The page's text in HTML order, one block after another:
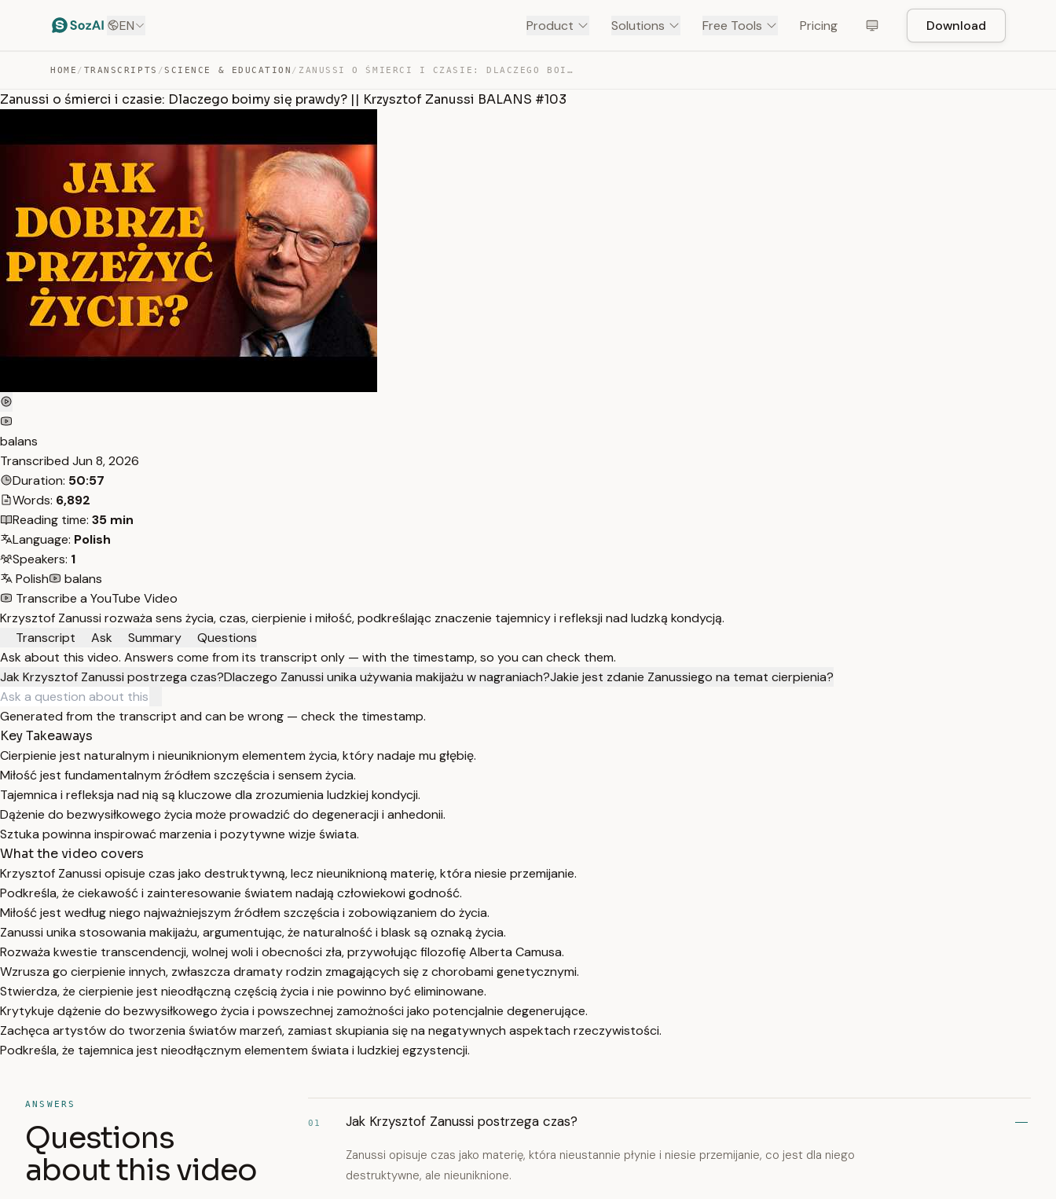
EN Product Solutions Free Tools Pricing Download
HOME / TRANSCRIPTS /SCIENCE & EDUCATION / ZANUSSI O ŚMIERCI I CZASIE: DLACZEGO BOIMY SIĘ PRAWDY? … — TRANSCRIPT
Zanussi o śmierci i czasie: Dlaczego boimy się prawdy? || Krzysztof Zanussi BALANS #103
balans
Transcribed Jun 8, 2026
Duration: 50:57
Words: 6,892
Reading time: 35 min
Language: Polish
Speakers: 1
Polish
balans
Transcribe a YouTube Video
Krzysztof Zanussi rozważa sens życia, czas, cierpienie i miłość, podkreślając znaczenie tajemnicy i refleksji nad ludzką kondycją.
Transcript
Ask Summary
Questions
Ask about this video. Answers come from its transcript only — with the timestamp, so you can check them.
Jak Krzysztof Zanussi postrzega czas?Dlaczego Zanussi unika używania makijażu w nagraniach?Jakie jest zdanie Zanussiego na temat cierpienia?
Generated from the transcript and can be wrong — check the timestamp.
Key Takeaways
Cierpienie jest naturalnym i nieuniknionym elementem życia, który nadaje mu głębię.
Miłość jest fundamentalnym źródłem szczęścia i sensem życia.
Tajemnica i refleksja nad nią są kluczowe dla zrozumienia ludzkiej kondycji.
Dążenie do bezwysiłkowego życia może prowadzić do degeneracji i anhedonii.
Sztuka powinna inspirować marzenia i pozytywne wizje świata.
What the video covers
Krzysztof Zanussi opisuje czas jako destruktywną, lecz nieuniknioną materię, która niesie przemijanie.
Podkreśla, że ciekawość i zainteresowanie światem nadają człowiekowi godność.
Miłość jest według niego najważniejszym źródłem szczęścia i zobowiązaniem do życia.
Zanussi unika stosowania makijażu, argumentując, że naturalność i blask są oznaką życia.
Rozważa kwestie transcendencji, wolnej woli i obecności zła, przywołując filozofię Alberta Camusa.
Wzrusza go cierpienie innych, zwłaszcza dramaty rodzin zmagających się z chorobami genetycznymi.
Stwierdza, że cierpienie jest nieodłączną częścią życia i nie powinno być eliminowane.
Krytykuje dążenie do bezwysiłkowego życia i powszechnej zamożności jako potencjalnie degenerujące.
Zachęca artystów do tworzenia światów marzeń, zamiast skupiania się na negatywnych aspektach rzeczywistości.
Podkreśla, że tajemnica jest nieodłącznym elementem świata i ludzkiej egzystencji.
ANSWERS
Questions
about this video
01 Jak Krzysztof Zanussi postrzega czas?
Zanussi opisuje czas jako materię, która nieustannie płynie i niesie przemijanie, co jest dla niego
destruktywne, ale nieuniknione.